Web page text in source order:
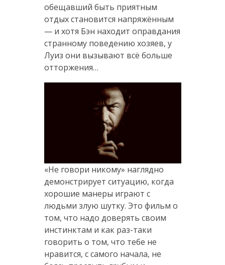
обещавший быть приятным
отдых становится напряжённым
— и хотя Бэн находит оправдания
странному поведению хозяев, у
Луиз они вызывают всё больше
отторжения…
«Не говори никому» наглядно
демонстрирует ситуацию, когда
хорошие манеры играют с
людьми злую шутку. Это фильм о
том, что надо доверять своим
инстинктам и как раз-таки
говорить о том, что тебе не
нравится, с самого начала, не